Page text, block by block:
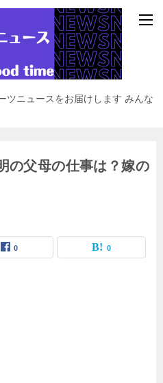
ツニュースをお届けします みんな
の父母の仕事は？嫁の
0 0